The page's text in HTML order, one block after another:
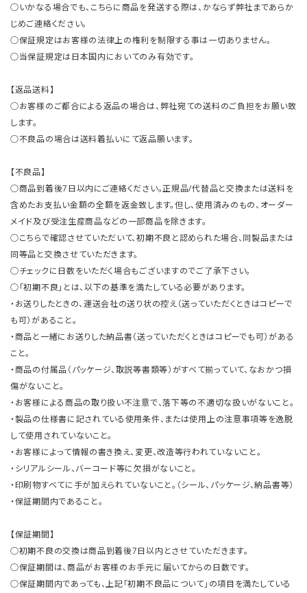
○いかなる場合でも、こちらに商品を発送する際は、かならず弊社まであらか
じめご連絡ください。
○保証規定はお客様の法律上の権利を制限する事は一切ありません。
○当保証規定は日本国内においてのみ有効です。
【返品送料】
○お客様のご都合による返品の場合は、弊社宛ての送料のご負担をお願い致
します。
○不良品の場合は送料着払いにて返品願います。
【不良品】
○商品到着後7日以内にご連絡ください。正規品/代替品と交換または送料を
含めたお支払い金額の全額を返金致します。但し、使用済みのもの、オーダー
メイド及び受注生産商品などの一部商品を除きます。
○こちらで確認させていただいて、初期不良と認められた場合、同製品または
同等品と交換させていただきます。
○チェックに日数をいただく場合もございますのでご了承下さい。
○「初期不良」とは、以下の基準を満たしている必要があります。
・お送りしたときの、運送会社の送り状の控え（送っていただくときはコピーで
も可）があること。
・商品と一緒にお送りした納品書（送っていただくときはコピーでも可）がある
こと。
・商品の付属品（パッケージ、取説等書類等）がすべて揃っていて、なおかつ損
傷がないこと。
・お客様による商品の取り扱い不注意で、落下等の不適切な扱いがないこと。
・製品の仕様書に記されている使用条件、または使用上の注意事項等を逸脱
して使用されていないこと。
・お客様によって情報の書き換え、変更、改造等行われていないこと。
・シリアルシール、バーコード等に欠損がないこと。
・印刷物すべてに手が加えられていないこと。（シール、パッケージ、納品書等）
・保証期間内であること。
【保証期間】
○初期不良の交換は商品到着後7日以内とさせていただきます。
○保証期間は、商品がお客様のお手元に届いてからの日数です。
○保証期間内であっても、上記「初期不良品について」の項目を満たしている